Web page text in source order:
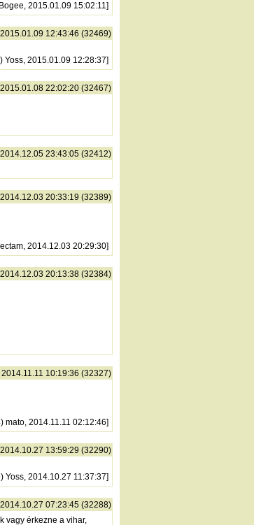
2015.01.09 15:02:11]
2015.01.09 12:43:46 (32469)
Yoss, 2015.01.09 12:28:37]
2015.01.08 22:02:20 (32467)
2014.12.05 23:43:05 (32412)
2014.12.03 20:33:19 (32389)
2014.12.03 20:29:30]
2014.12.03 20:13:38 (32384)
| 2014.11.11 10:19:36 (32327)
mato, 2014.11.11 02:12:46]
2014.10.27 13:59:29 (32290)
Yoss, 2014.10.27 11:37:37]
2014.10.27 07:23:45 (32288)
vagy érkezne a vihar,